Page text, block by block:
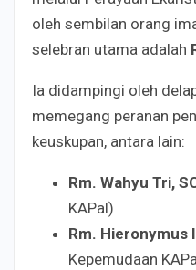
oleh sembilan orang
selebran utama adalah
Ia didampingi oleh
memegang peranan
keuskupan, antara lain:
Rm. Wahyu Tri,
KAPal)
Rm. Hieronymus
Kepemudaan